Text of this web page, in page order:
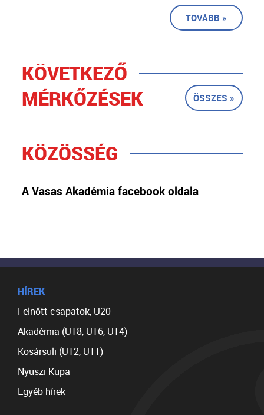
TOVÁBB »
KÖVETKEZŐ
MÉRKŐZÉSEK
ÖSSZES »
KÖZÖSSÉG
A Vasas Akadémia facebook oldala
HÍREK
Felnőtt csapatok, U20
Akadémia (U18, U16, U14)
Kosársuli (U12, U11)
Nyuszi Kupa
Egyéb hírek